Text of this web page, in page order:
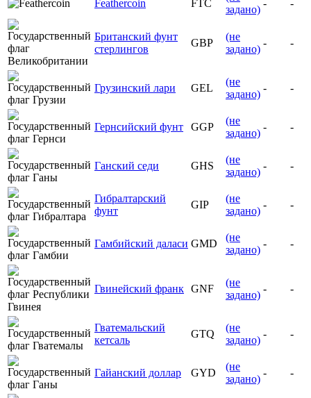
Feathercoin FTC
задано)
- -
Британский фунт
стерлингов
GBP
(не
задано)
- -
Грузинский лари GEL
(не
задано)
- -
Гернсийский фунт GGP
(не
задано)
- -
Ганский седи GHS
(не
задано)
- -
Гибралтарский
фунт
GIP
(не
задано)
- -
Гамбийский даласи GMD
(не
задано)
- -
Гвинейский франк GNF
(не
задано)
- -
Гватемальский
кетсаль
GTQ
(не
задано)
- -
Гайанский доллар GYD
(не
задано)
- -